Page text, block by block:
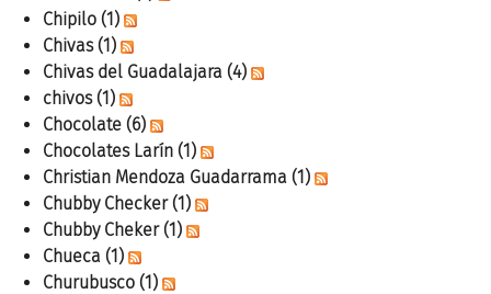
Chipilo (1)
Chivas (1)
Chivas del Guadalajara (4)
chivos (1)
Chocolate (6)
Chocolates Larín (1)
Christian Mendoza Guadarrama (1)
Chubby Checker (1)
Chubby Cheker (1)
Chueca (1)
Churubusco (1)